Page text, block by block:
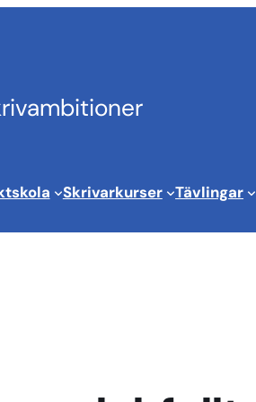
Skrivarkurser Tävlingar